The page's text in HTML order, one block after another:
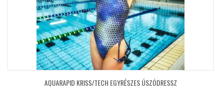
AQUARAPID KRISS/TECH EGYRÉSZES ÚSZÓDRESSZ